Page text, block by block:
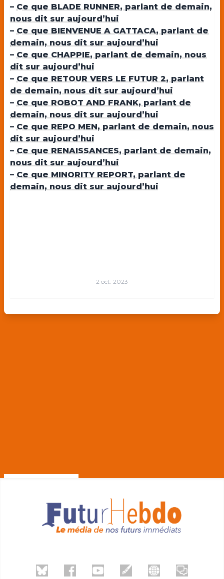
– Ce que BLADE RUNNER, parlant de demain,
nous dit sur aujourd’hui
– Ce que BIENVENUE A GATTACA, parlant de
demain, nous dit sur aujourd’hui
– Ce que CHAPPIE, parlant de demain, nous
dit sur aujourd’hui
– Ce que RETOUR VERS LE FUTUR 2, parlant
de demain, nous dit sur aujourd’hui
– Ce que ROBOT AND FRANK, parlant de
demain, nous dit sur aujourd’hui
– Ce que REPO MEN, parlant de demain, nous
dit sur aujourd’hui
– Ce que RENAISSANCES, parlant de demain,
nous dit sur aujourd’hui
– Ce que MINORITY REPORT, parlant de
demain, nous dit sur aujourd’hui
2 oct. 2023